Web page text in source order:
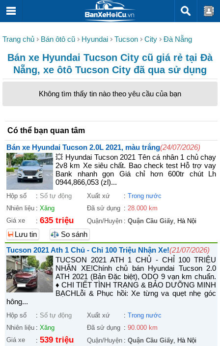
Trang chủ Bán ôtô cũ Hyundai Tucson City Đà Nẵng
Bán xe Hyundai Tucson City cũ giá rẻ tại Đà
Nẵng, xe ôtô Tucson City đã qua sử dụng
Không tìm thấy tin nào theo yêu cầu của bạn
Có thể bạn quan tâm
Bán xe Hyundai Tucson 2.0L 2021, màu trắng(24/07/2026)
💥 Hyundai Tucson 2021 Tên cá nhân 1 chủ chạy
2v8 km Xe siêu chất. Bao check test Hỗ trợ vay
Bank nhanh gọn Giá chỉ hơn 600tr chút Lh
0944,866,053 (zl)...
Hộp số : Số tự động Xuất xứ : Trong nước
Nhiên liệu : Xăng Đã sử dụng : 28.000 km
Giá xe
: 635 triệu Quận/Huyện : Quận Cầu Giấy, Hà Nội
Lưu tin
So sánh
Tucson 2021 Ath 1 Chủ - Chỉ 100 Triệu Nhận Xe!(21/07/2026)
TUCSON 2021 ATH 1 CHỦ - CHỈ 100 TRIỆU
NHẬN XE! ​Chính chủ bán Hyundai Tucson 2.0
ATH 2021 (Bản Đặc biệt), ODO 9 vạn km chuẩn.
♦ CHI TIẾT TÌNH TRẠNG & BẢO DƯỠNG MINH
BẠCH ​Lỗi & Phục hồi: Xe từng va quẹt nhẹ góc
hông...
Hộp số : Số tự động Xuất xứ : Trong nước
Nhiên liệu : Xăng Đã sử dụng : 90.000 km
Giá xe
: 539 triệu Quận/Huyện : Quận Cầu Giấy, Hà Nội